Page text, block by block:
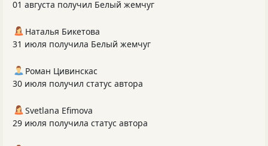
01 августа получил Белый жемчуг
Наталья Бикетова
31 июля получила Белый жемчуг
Роман Цивинскас
30 июля получил статус автора
Svetlana Efimova
29 июля получила статус автора